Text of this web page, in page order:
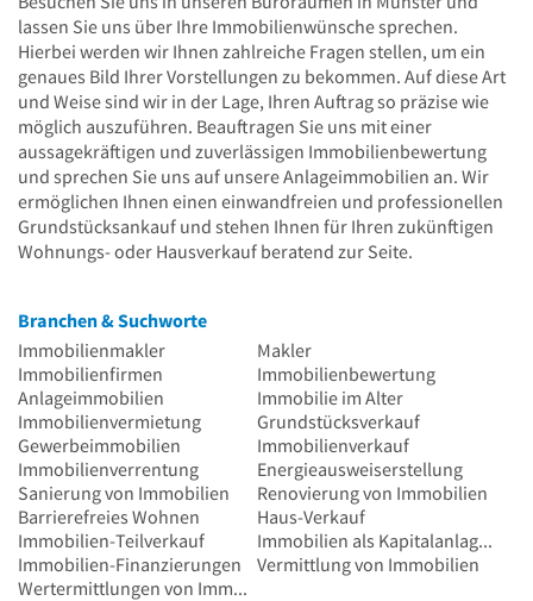
lassen Sie uns über Ihre Immobilienwünsche sprechen.
Hierbei werden wir Ihnen zahlreiche Fragen stellen, um ein
genaues Bild Ihrer Vorstellungen zu bekommen. Auf diese Art
und Weise sind wir in der Lage, Ihren Auftrag so präzise wie
möglich auszuführen. Beauftragen Sie uns mit einer
aussagekräftigen und zuverlässigen Immobilienbewertung
und sprechen Sie uns auf unsere Anlageimmobilien an. Wir
ermöglichen Ihnen einen einwandfreien und professionellen
Grundstücksankauf und stehen Ihnen für Ihren zukünftigen
Wohnungs- oder Hausverkauf beratend zur Seite.
Branchen & Suchworte
Immobilienmakler
Makler
Immobilienfirmen
Immobilienbewertung
Anlageimmobilien
Immobilie im Alter
Immobilienvermietung
Grundstücksverkauf
Gewerbeimmobilien
Immobilienverkauf
Immobilienverrentung
Energieausweiserstellung
Sanierung von Immobilien
Renovierung von Immobilien
Barrierefreies Wohnen
Haus-Verkauf
Immobilien-Teilverkauf
Immobilien als Kapitalanlagen
Immobilien-Finanzierungen
Vermittlung von Immobilien
Wertermittlungen von Immobilien